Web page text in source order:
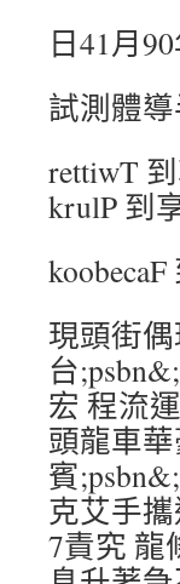
日41月
試測體
rettiwT
krulP 到
現頭街
台
宏 程流
頭龍車
賓
克艾手
7責究 龍